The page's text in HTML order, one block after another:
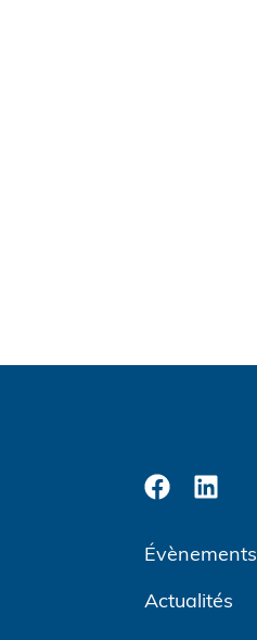
Évènements
Actualités